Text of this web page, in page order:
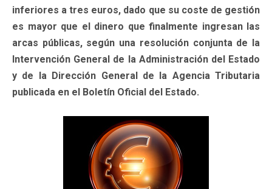
inferiores a tres euros, dado que su coste de gestión
es mayor que el dinero que finalmente ingresan las
arcas públicas, según una resolución conjunta de la
Intervención General de la Administración del Estado
y de la Dirección General de la Agencia Tributaria
publicada en el Boletín Oficial del Estado.